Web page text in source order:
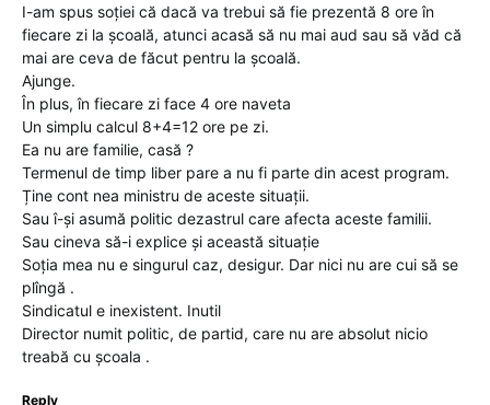
I-am spus soției că dacă va trebui să fie prezentă 8 ore în
fiecare zi la școală, atunci acasă să nu mai aud sau să văd că
mai are ceva de făcut pentru la școală.
Ajunge.
În plus, în fiecare zi face 4 ore naveta
Un simplu calcul 8+4=12 ore pe zi.
Ea nu are familie, casă ?
Termenul de timp liber pare a nu fi parte din acest program.
Ține cont nea ministru de aceste situații.
Sau î-și asumă politic dezastrul care afecta aceste familii.
Sau cineva să-i explice și această situație
Soția mea nu e singurul caz, desigur. Dar nici nu are cui să se
plîngă .
Sindicatul e inexistent. Inutil
Director numit politic, de partid, care nu are absolut nicio
treabă cu școala .
Reply